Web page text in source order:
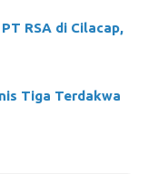
RSA di Cilacap,
Tiga Terdakwa